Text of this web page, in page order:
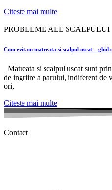
Citeste mai multe
PROBLEME ALE SCALPULUI
Cum evitam matreata si scalpul uscat – ghid
Matreata si scalpul uscat sunt
de ingriire a parului, indiferent de
ori,
Citeste mai multe
Contact